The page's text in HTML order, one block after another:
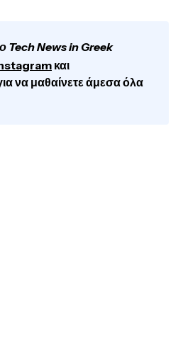
Tech News in Greek
και
να μαθαίνετε άμεσα όλα